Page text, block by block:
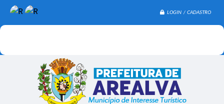
LOGIN / CADASTRO